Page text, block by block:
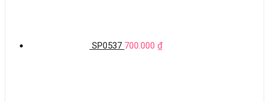
SP0537 700.000 ₫